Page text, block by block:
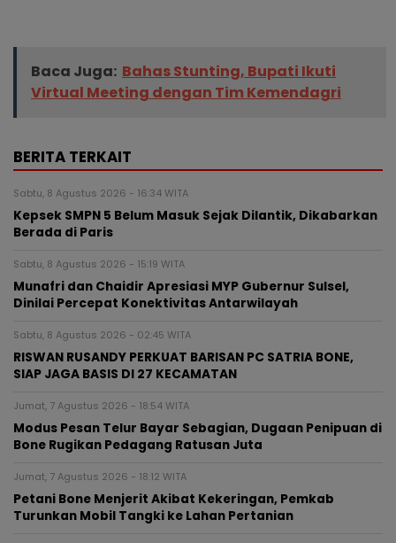
Baca Juga: Bahas Stunting, Bupati Ikuti
Virtual Meeting dengan Tim Kemendagri
BERITA TERKAIT
Sabtu, 8 Agustus 2026 - 16:34 WITA
Kepsek SMPN 5 Belum Masuk Sejak Dilantik, Dikabarkan
Berada di Paris
Sabtu, 8 Agustus 2026 - 15:19 WITA
Munafri dan Chaidir Apresiasi MYP Gubernur Sulsel,
Dinilai Percepat Konektivitas Antarwilayah
Sabtu, 8 Agustus 2026 - 02:45 WITA
RISWAN RUSANDY PERKUAT BARISAN PC SATRIA BONE,
SIAP JAGA BASIS DI 27 KECAMATAN
Jumat, 7 Agustus 2026 - 18:54 WITA
Modus Pesan Telur Bayar Sebagian, Dugaan Penipuan di
Bone Rugikan Pedagang Ratusan Juta
Jumat, 7 Agustus 2026 - 18:12 WITA
Petani Bone Menjerit Akibat Kekeringan, Pemkab
Turunkan Mobil Tangki ke Lahan Pertanian